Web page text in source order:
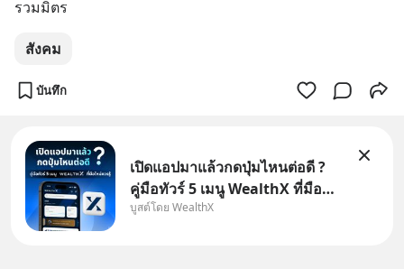
รวมมิตร
สังคม
บันทึก
เปิดแอปมาแล้วกดปุ่มไหนต่อดี ?
คู่มือทัวร์ 5 เมนู WealthX ที่มือ
ใหม่ควรรู้ สำหรับใครที่เพิ่งโหลด
บูสต์โดย WealthX